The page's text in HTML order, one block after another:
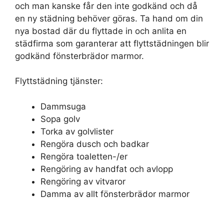
och man kanske får den inte godkänd och då
en ny städning behöver göras. Ta hand om din
nya bostad där du flyttade in och anlita en
städfirma som garanterar att flyttstädningen blir
godkänd fönsterbrädor marmor.
Flyttstädning tjänster:
Dammsuga
Sopa golv
Torka av golvlister
Rengöra dusch och badkar
Rengöra toaletten-/er
Rengöring av handfat och avlopp
Rengöring av vitvaror
Damma av allt fönsterbrädor marmor